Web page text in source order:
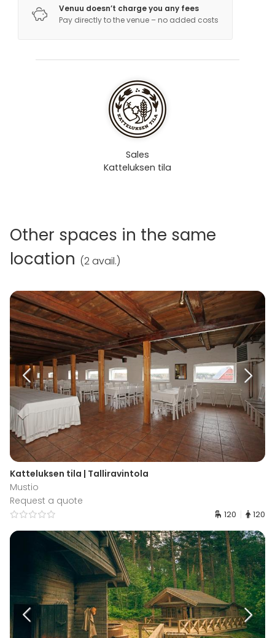
Venuu doesn’t charge you any fees
Pay directly to the venue – no added costs
Sales
Katteluksen tila
Other spaces in the same
location (2 avail.)
Katteluksen tila | Talliravintola
Mustio
Request a quote
120 120